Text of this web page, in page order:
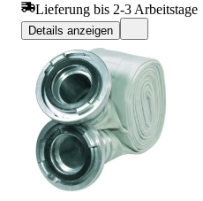
Lieferung bis 2-3 Arbeitstage
Details anzeigen